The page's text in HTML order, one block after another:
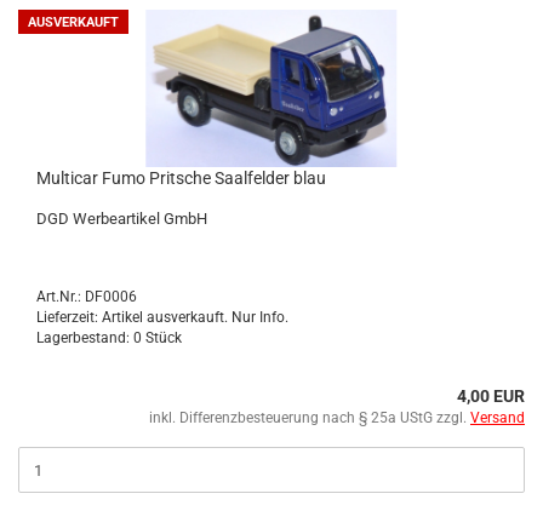
AUSVERKAUFT
Mul­ti­car Fumo Prit­sche Saal­fel­der blau
DGD Wer­be­ar­ti­kel GmbH
Art.Nr.: DF0006
Lieferzeit: Artikel ausverkauft. Nur Info.
Lagerbestand: 0 Stück
4,00 EUR
inkl. Differenzbesteuerung nach § 25a UStG zzgl. Versand